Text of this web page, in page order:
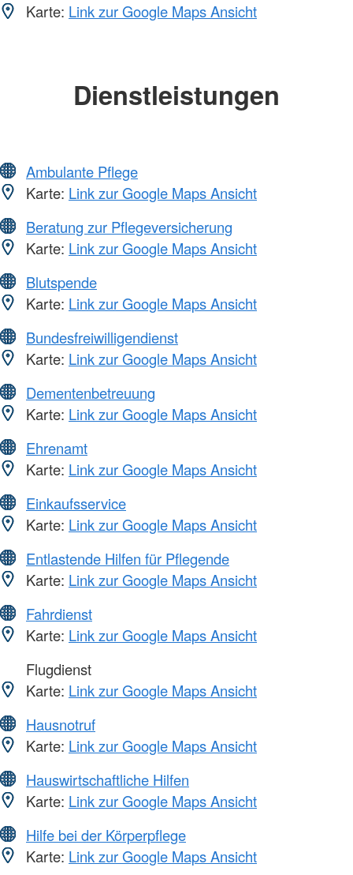
Karte: Link zur Google Maps Ansicht
Dienstleistungen
Ambulante Pflege
Karte: Link zur Google Maps Ansicht
Beratung zur Pflegeversicherung
Karte: Link zur Google Maps Ansicht
Blutspende
Karte: Link zur Google Maps Ansicht
Bundesfreiwilligendienst
Karte: Link zur Google Maps Ansicht
Dementenbetreuung
Karte: Link zur Google Maps Ansicht
Ehrenamt
Karte: Link zur Google Maps Ansicht
Einkaufsservice
Karte: Link zur Google Maps Ansicht
Entlastende Hilfen für Pflegende
Karte: Link zur Google Maps Ansicht
Fahrdienst
Karte: Link zur Google Maps Ansicht
Flugdienst
Karte: Link zur Google Maps Ansicht
Hausnotruf
Karte: Link zur Google Maps Ansicht
Hauswirtschaftliche Hilfen
Karte: Link zur Google Maps Ansicht
Hilfe bei der Körperpflege
Karte: Link zur Google Maps Ansicht